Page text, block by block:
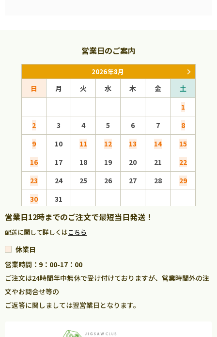
営業日のご案内
2026年8月
日 月 火 水 木 金
土
1
2
3 4 5 6 7
8
9
10 11 12 13 14
15
16
17 18 19 20 21
22
23
24 25 26 27 28
29
30
31
営業日12時までのご注文で最短当日発送！
配送に関して詳しくはこちら
休業日
営業時間：9：00-17：00
ご注文は24時間年中無休で受け付けておりますが、営業時間外の注
文やお問合せ等の
ご返答に関しましては翌営業日となります。